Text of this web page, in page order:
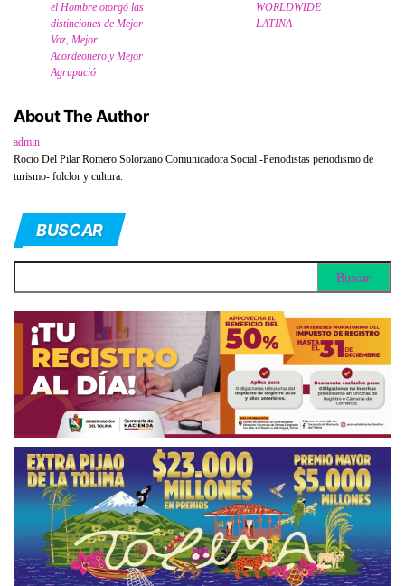
el Hombre otorgó las
distinciones de Mejor
Voz, Mejor
Acordeonero y Mejor
Agrupació
WORLDWIDE
LATINA
About The Author
admin
Rocio Del Pilar Romero Solorzano Comunicadora Social -Periodistas periodismo de
turismo- folclor y cultura.
BUSCAR